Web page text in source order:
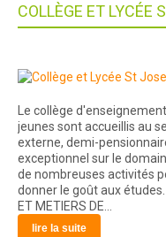
COLLÈGE ET LYCÉE
Le collège
jeunes sont accueillis au
externe, demi-
exceptionnel sur le
de nombreuses activités
donner le goût aux études.
ET METIERS DE…
lire la suite